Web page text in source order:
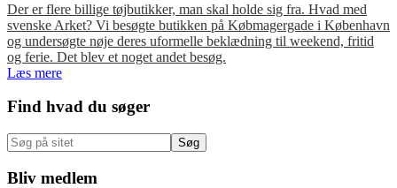
Der er flere billige tøjbutikker, man skal holde sig fra. Hvad med
svenske Arket? Vi besøgte butikken på Købmagergade i København
og undersøgte nøje deres uformelle beklædning til weekend, fritid
og ferie. Det blev et noget andet besøg.
Læs mere
Primær
Sidebar
Find hvad du søger
Søg
på
sitet
Bliv medlem